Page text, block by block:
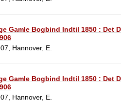
Gamle Bogbind Indtil 1850 : Det
Hannover, E.
Gamle Bogbind Indtil 1850 : Det
Hannover, E.